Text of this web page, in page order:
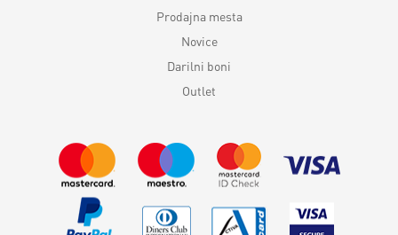
Prodajna mesta
Novice
Darilni boni
Outlet